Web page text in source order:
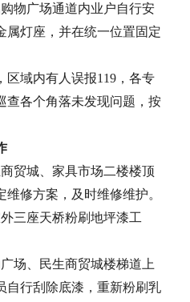
物广场通道内业户自行安
属灯座，并在统一位置固定
区域内有人误报119，各专
查各个角落未发现问题，按
贸城、家具市场二楼楼顶
修方案，及时维修维护。
三座天桥粉刷地坪漆工
场、民生商贸城楼梯道上
自行刮除底漆，重新粉刷乳